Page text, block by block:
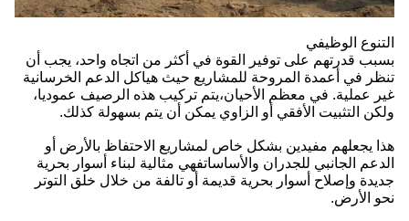
التنوع الوظيفي
بسبب قدرتهم على توفير القوة في أكثر من اتجاه واحد، يجب أن
تنظر في أعمدة المروحة للمشاريع حيث هياكل الدعم الخرسانية
غير عملية. في معظم الأحيان،يتم تركيب هذه الرصيف عموديا،
ولكن التثبيت الأفقي أو الزاوي يمكن أن يتم بسهولة كذلك.
هذا يجعلهم مفيدين بشكل خاص لمشاريع الاحتفاظ بالأرض أو
الدعم الجانبي للجدران والأساساتفهي مثالية لبناء أسوار بحرية
جديدة وإصلاح أسوار بحرية قديمة أو تالفة من خلال خلق التوتر
نحو الأرض.